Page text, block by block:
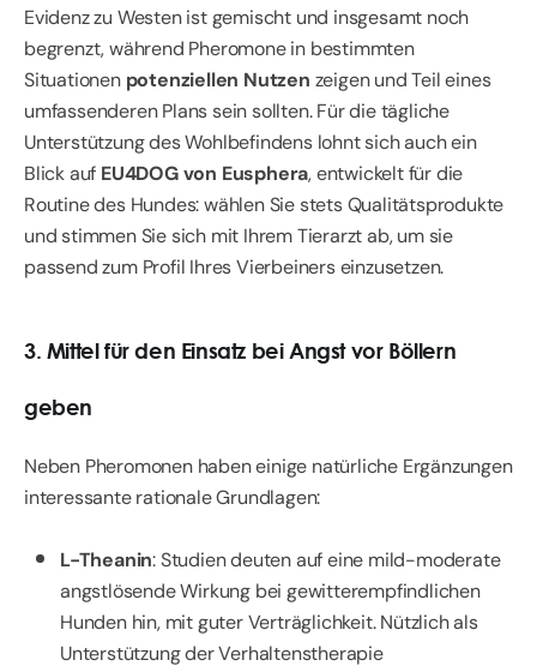
Evidenz zu Westen ist gemischt und insgesamt noch
begrenzt, während Pheromone in bestimmten
Situationen potenziellen Nutzen zeigen und Teil eines
umfassenderen Plans sein sollten. Für die tägliche
Unterstützung des Wohlbefindens lohnt sich auch ein
Blick auf EU4DOG von Eusphera, entwickelt für die
Routine des Hundes: wählen Sie stets Qualitätsprodukte
und stimmen Sie sich mit Ihrem Tierarzt ab, um sie
passend zum Profil Ihres Vierbeiners einzusetzen.
3. Mittel für den Einsatz bei Angst vor Böllern
geben
Neben Pheromonen haben einige natürliche Ergänzungen
interessante rationale Grundlagen:
L-Theanin: Studien deuten auf eine mild-moderate
angstlösende Wirkung bei gewitterempfindlichen
Hunden hin, mit guter Verträglichkeit. Nützlich als
Unterstützung der Verhaltenstherapie